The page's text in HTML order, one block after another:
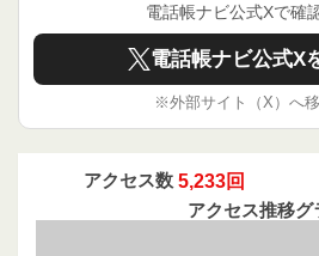
電話帳ナビ側で電話発信を行
静な判断を心がけてください
下にスクロールすると実際に
のクチコミを読むことができ
ている誰かの助けになります
止の第一歩です。ぜひ、体験
電話帳ナビ公式Xで確
電話帳ナビ公式X
※外部サイト（X）へ
アクセス数 5,233回
アクセス推移グ